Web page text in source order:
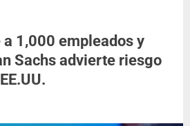
a 1,000 empleados y
Sachs advierte riesgo